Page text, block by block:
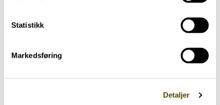
Statistikk
Markedsføring
Detaljer